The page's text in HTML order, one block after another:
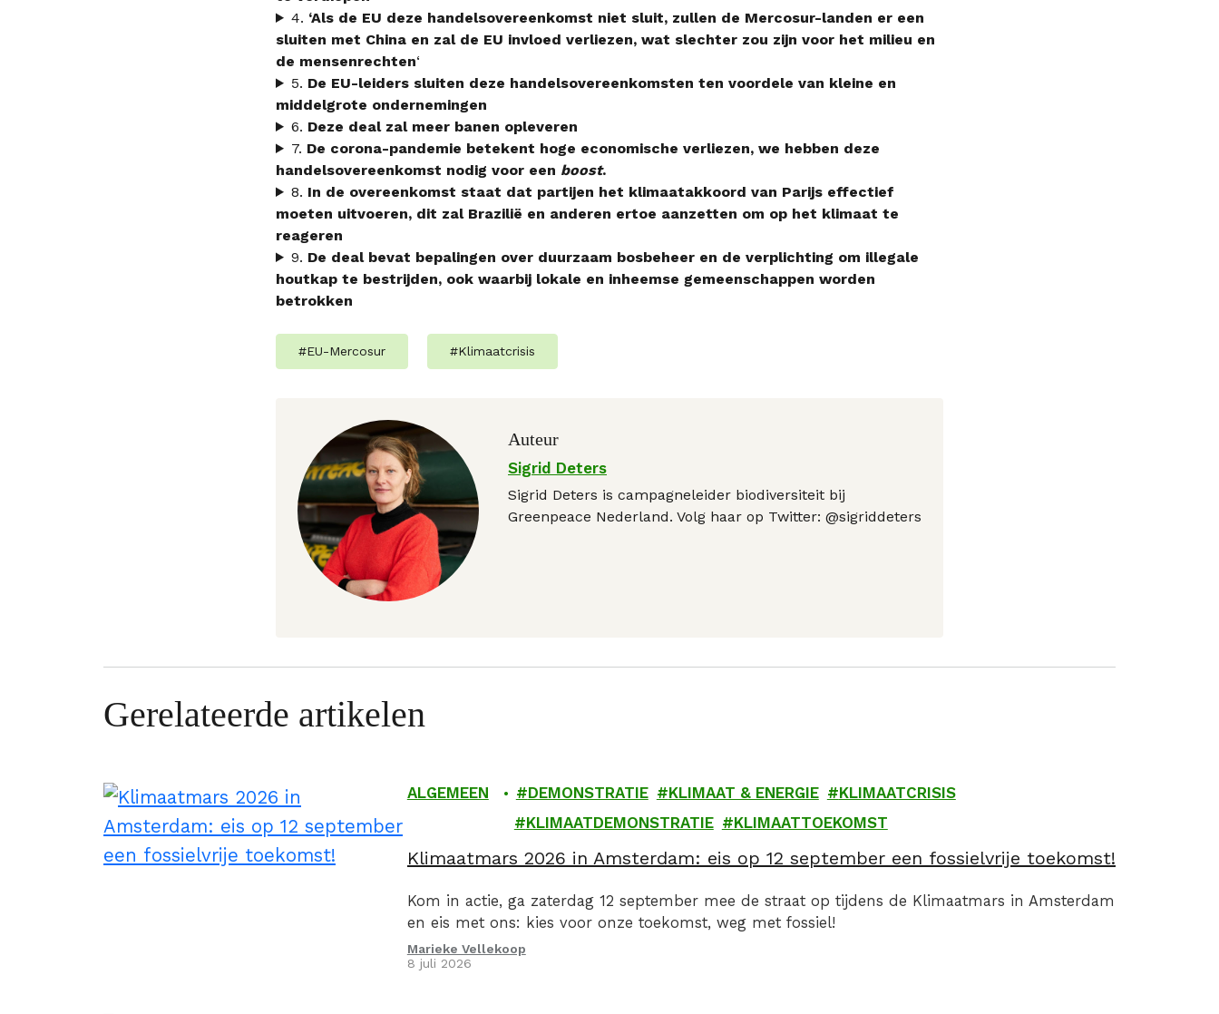
4. ‘Als de EU deze handelsovereenkomst niet sluit, zullen de Mercosur-landen er een
sluiten met China en zal de EU invloed verliezen, wat slechter zou zijn voor het milieu en
de mensenrechten‘
5. De EU-leiders sluiten deze handelsovereenkomsten ten voordele van kleine en
middelgrote ondernemingen
6. Deze deal zal meer banen opleveren
7. De corona-pandemie betekent hoge economische verliezen, we hebben deze
handelsovereenkomst nodig voor een boost.
8. In de overeenkomst staat dat partijen het klimaatakkoord van Parijs effectief
moeten uitvoeren, dit zal Brazilië en anderen ertoe aanzetten om op het klimaat te
reageren
9. De deal bevat bepalingen over duurzaam bosbeheer en de verplichting om illegale
houtkap te bestrijden, ook waarbij lokale en inheemse gemeenschappen worden
betrokken
#EU-Mercosur #Klimaatcrisis
Auteur
Sigrid Deters
Sigrid Deters is campagneleider biodiversiteit bij
Greenpeace Nederland. Volg haar op Twitter: @sigriddeters
Gerelateerde artikelen
ALGEMEEN DEMONSTRATIE KLIMAAT & ENERGIE
KLIMAATCRISIS
KLIMAATDEMONSTRATIE
KLIMAATTOEKOMST
Klimaatmars 2026 in Amsterdam: eis op 12 september een fossielvrije toekomst!
Kom in actie, ga zaterdag 12 september mee de straat op tijdens de Klimaatmars in Amsterdam
en eis met ons: kies voor onze toekomst, weg met fossiel!
Marieke Vellekoop
8 juli 2026